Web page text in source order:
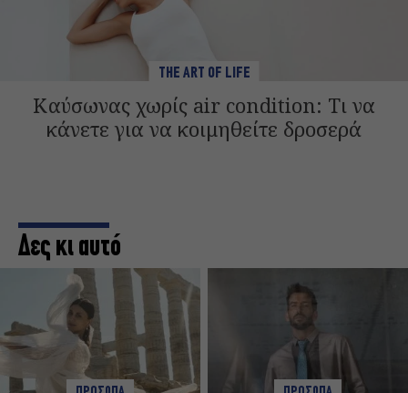
THE ART OF LIFE
Καύσωνας χωρίς air condition: Τι να
κάνετε για να κοιμηθείτε δροσερά
Δες κι αυτό